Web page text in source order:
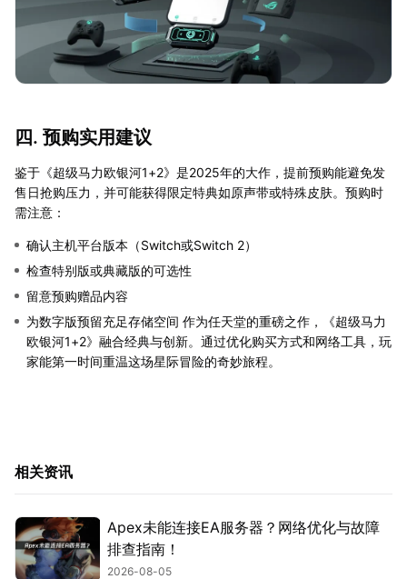
四. 预购实用建议
鉴于《超级马力欧银河1+2》是2025年的大作，提前预购能避免发
售日抢购压力，并可能获得限定特典如原声带或特殊皮肤。预购时
需注意：
确认主机平台版本（Switch或Switch 2）
检查特别版或典藏版的可选性
留意预购赠品内容
为数字版预留充足存储空间 作为任天堂的重磅之作，《超级马力
欧银河1+2》融合经典与创新。通过优化购买方式和网络工具，玩
家能第一时间重温这场星际冒险的奇妙旅程。
相关资讯
Apex未能连接EA服务器？网络优化与故障
排查指南！
2026-08-05